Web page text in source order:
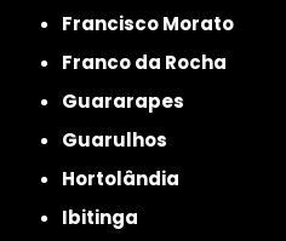
Francisco Morato
Franco da Rocha
Guararapes
Guarulhos
Hortolândia
Ibitinga